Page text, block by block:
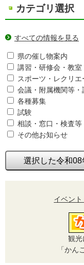
カテゴリ選択
すべての情報を見る
県の催し物案内
講習・研修会・教室
スポーツ・レクリ
会議・附属機関等・
各種募集
試験
相談・窓口・検査等
その他お知らせ
選択した令和
イベン
観光
「かん